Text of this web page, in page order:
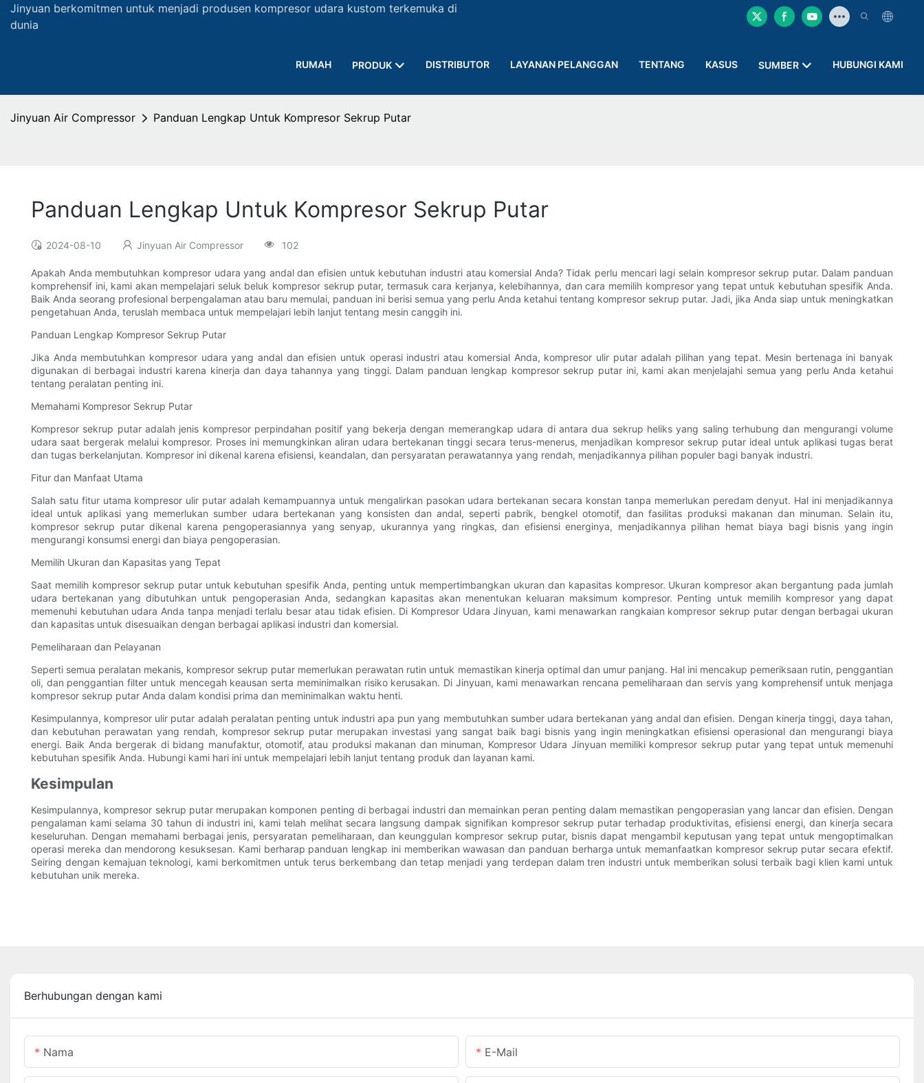
Jinyuan berkomitmen untuk menjadi produsen kompresor udara kustom terkemuka di
dunia
RUMAH PRODUK DISTRIBUTOR LAYANAN PELANGGAN TENTANG KASUS SUMBER HUBUNGI KAMI
Jinyuan Air Compressor Panduan Lengkap Untuk Kompresor Sekrup Putar
Panduan Lengkap Untuk Kompresor Sekrup Putar
2024-08-10 Jinyuan Air Compressor 102
Apakah Anda membutuhkan kompresor udara yang andal dan efisien untuk kebutuhan industri atau komersial Anda? Tidak perlu mencari lagi selain kompresor sekrup putar. Dalam panduan
komprehensif ini, kami akan mempelajari seluk beluk kompresor sekrup putar, termasuk cara kerjanya, kelebihannya, dan cara memilih kompresor yang tepat untuk kebutuhan spesifik Anda.
Baik Anda seorang profesional berpengalaman atau baru memulai, panduan ini berisi semua yang perlu Anda ketahui tentang kompresor sekrup putar. Jadi, jika Anda siap untuk meningkatkan
pengetahuan Anda, teruslah membaca untuk mempelajari lebih lanjut tentang mesin canggih ini.
Panduan Lengkap Kompresor Sekrup Putar
Jika Anda membutuhkan kompresor udara yang andal dan efisien untuk operasi industri atau komersial Anda, kompresor ulir putar adalah pilihan yang tepat. Mesin bertenaga ini banyak
digunakan di berbagai industri karena kinerja dan daya tahannya yang tinggi. Dalam panduan lengkap kompresor sekrup putar ini, kami akan menjelajahi semua yang perlu Anda ketahui
tentang peralatan penting ini.
Memahami Kompresor Sekrup Putar
Kompresor sekrup putar adalah jenis kompresor perpindahan positif yang bekerja dengan memerangkap udara di antara dua sekrup heliks yang saling terhubung dan mengurangi volume
udara saat bergerak melalui kompresor. Proses ini memungkinkan aliran udara bertekanan tinggi secara terus-menerus, menjadikan kompresor sekrup putar ideal untuk aplikasi tugas berat
dan tugas berkelanjutan. Kompresor ini dikenal karena efisiensi, keandalan, dan persyaratan perawatannya yang rendah, menjadikannya pilihan populer bagi banyak industri.
Fitur dan Manfaat Utama
Salah satu fitur utama kompresor ulir putar adalah kemampuannya untuk mengalirkan pasokan udara bertekanan secara konstan tanpa memerlukan peredam denyut. Hal ini menjadikannya
ideal untuk aplikasi yang memerlukan sumber udara bertekanan yang konsisten dan andal, seperti pabrik, bengkel otomotif, dan fasilitas produksi makanan dan minuman. Selain itu,
kompresor sekrup putar dikenal karena pengoperasiannya yang senyap, ukurannya yang ringkas, dan efisiensi energinya, menjadikannya pilihan hemat biaya bagi bisnis yang ingin
mengurangi konsumsi energi dan biaya pengoperasian.
Memilih Ukuran dan Kapasitas yang Tepat
Saat memilih kompresor sekrup putar untuk kebutuhan spesifik Anda, penting untuk mempertimbangkan ukuran dan kapasitas kompresor. Ukuran kompresor akan bergantung pada jumlah
udara bertekanan yang dibutuhkan untuk pengoperasian Anda, sedangkan kapasitas akan menentukan keluaran maksimum kompresor. Penting untuk memilih kompresor yang dapat
memenuhi kebutuhan udara Anda tanpa menjadi terlalu besar atau tidak efisien. Di Kompresor Udara Jinyuan, kami menawarkan rangkaian kompresor sekrup putar dengan berbagai ukuran
dan kapasitas untuk disesuaikan dengan berbagai aplikasi industri dan komersial.
Pemeliharaan dan Pelayanan
Seperti semua peralatan mekanis, kompresor sekrup putar memerlukan perawatan rutin untuk memastikan kinerja optimal dan umur panjang. Hal ini mencakup pemeriksaan rutin, penggantian
oli, dan penggantian filter untuk mencegah keausan serta meminimalkan risiko kerusakan. Di Jinyuan, kami menawarkan rencana pemeliharaan dan servis yang komprehensif untuk menjaga
kompresor sekrup putar Anda dalam kondisi prima dan meminimalkan waktu henti.
Kesimpulannya, kompresor ulir putar adalah peralatan penting untuk industri apa pun yang membutuhkan sumber udara bertekanan yang andal dan efisien. Dengan kinerja tinggi, daya tahan,
dan kebutuhan perawatan yang rendah, kompresor sekrup putar merupakan investasi yang sangat baik bagi bisnis yang ingin meningkatkan efisiensi operasional dan mengurangi biaya
energi. Baik Anda bergerak di bidang manufaktur, otomotif, atau produksi makanan dan minuman, Kompresor Udara Jinyuan memiliki kompresor sekrup putar yang tepat untuk memenuhi
kebutuhan spesifik Anda. Hubungi kami hari ini untuk mempelajari lebih lanjut tentang produk dan layanan kami.
Kesimpulan
Kesimpulannya, kompresor sekrup putar merupakan komponen penting di berbagai industri dan memainkan peran penting dalam memastikan pengoperasian yang lancar dan efisien. Dengan
pengalaman kami selama 30 tahun di industri ini, kami telah melihat secara langsung dampak signifikan kompresor sekrup putar terhadap produktivitas, efisiensi energi, dan kinerja secara
keseluruhan. Dengan memahami berbagai jenis, persyaratan pemeliharaan, dan keunggulan kompresor sekrup putar, bisnis dapat mengambil keputusan yang tepat untuk mengoptimalkan
operasi mereka dan mendorong kesuksesan. Kami berharap panduan lengkap ini memberikan wawasan dan panduan berharga untuk memanfaatkan kompresor sekrup putar secara efektif.
Seiring dengan kemajuan teknologi, kami berkomitmen untuk terus berkembang dan tetap menjadi yang terdepan dalam tren industri untuk memberikan solusi terbaik bagi klien kami untuk
kebutuhan unik mereka.
Berhubungan dengan kami
Nama E-Mail